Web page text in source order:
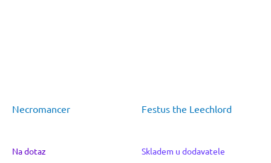
Necromancer
Na dotaz
Festus the Leechlord
Skladem u dodavatele